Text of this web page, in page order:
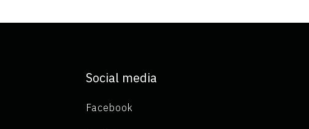
Social media
Facebook